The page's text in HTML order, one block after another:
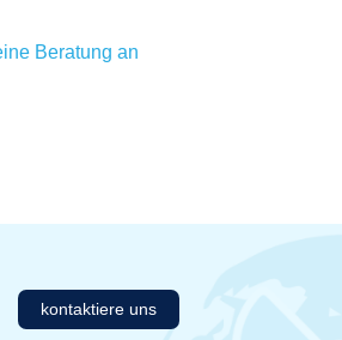
Beratung an
kontaktiere uns